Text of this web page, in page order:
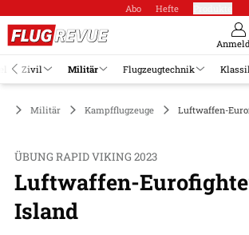
Abo Hefte
Zivil Militär Flugzeugtechnik
Militär Kampfflugzeuge Luftwaffen-
ÜBUNG RAPID VIKING 2023
Luftwaffen-
Island